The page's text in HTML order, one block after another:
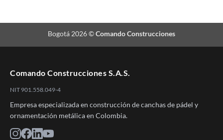
Bogotá 2026 ©Comando Construcciones
Comando Construcciones S.A.S.
NIT 901.558.049-4
Empresa especializada en construcción de canchas de pádel y
ornamentación metálica en Colombia.